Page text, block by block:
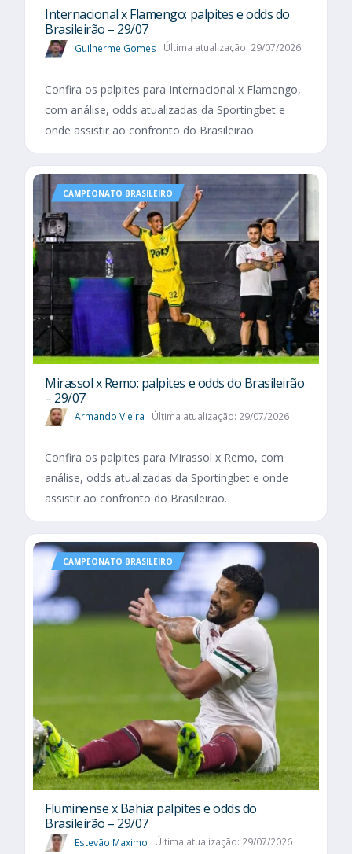
Internacional x Flamengo: palpites e odds do
Brasileirão – 29/07
Guilherme Gomes Última atualização: 29/07/2026
Confira os palpites para Internacional x Flamengo,
com análise, odds atualizadas da Sportingbet e
onde assistir ao confronto do Brasileirão.
CAMPEONATO BRASILEIRO
Mirassol x Remo: palpites e odds do Brasileirão
– 29/07
Armando Vieira Última atualização: 29/07/2026
Confira os palpites para Mirassol x Remo, com
análise, odds atualizadas da Sportingbet e onde
assistir ao confronto do Brasileirão.
CAMPEONATO BRASILEIRO
Fluminense x Bahia: palpites e odds do
Brasileirão – 29/07
Estevão Maximo Última atualização: 29/07/2026